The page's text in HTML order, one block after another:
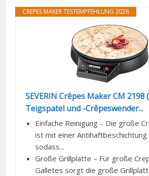
CREPES MAKER TESTEMPFEHLUNG 2026
SEVERIN Crêpes Maker CM 2198
Teigspatel und -Crêpeswender...
Einfache Reinigung – Die große
ist mit einer
sodass...
Große Grillplatte – Für große
Galletes sorgt die große